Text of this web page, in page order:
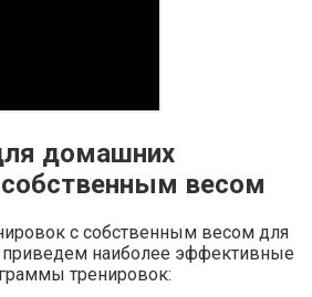
домашних
собственным весом
с собственным весом для
наиболее эффективные
тренировок: